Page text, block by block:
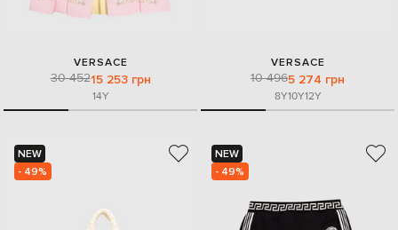
VERSACE
30 45215 253 грн
14Y
VERSACE
10 4965 274 грн
8Y10Y12Y
NEW
- 49%
NEW
- 49%